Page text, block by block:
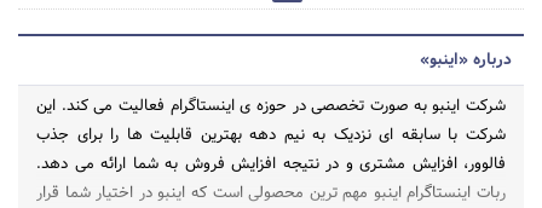
درباره «اینبو»
شرکت اینبو به صورت تخصصی در حوزه ی اینستاگرام فعالیت می کند. این
شرکت با سابقه ای نزدیک به نیم دهه بهترین قابلیت ها را برای جذب
فالوور، افزایش مشتری و در نتیجه افزایش فروش به شما ارائه می دهد.
ربات اینستاگرام اینبو مهم ترین محصولی است که اینبو در اختیار شما قرار